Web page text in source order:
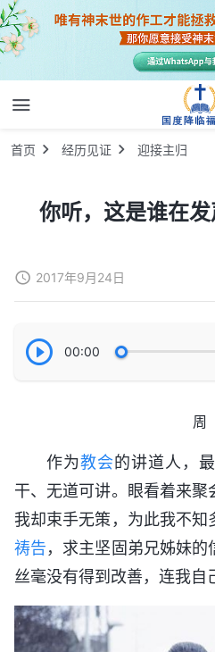
首页 经历见证 迎接主归
你听，这是谁在发
2017年9月24日
00:00
作为教会的讲道人，
干、无道可讲。眼看着来聚
我却束手无策，为此我不
祷告，求主坚固弟兄姊妹
丝毫没有得到改善，连我